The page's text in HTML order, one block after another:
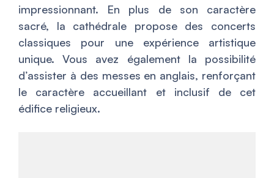
impressionnant. En plus de son caractère
sacré, la cathédrale propose des concerts
classiques pour une expérience artistique
unique. Vous avez également la possibilité
d’assister à des messes en anglais, renforçant
le caractère accueillant et inclusif de cet
édifice religieux.